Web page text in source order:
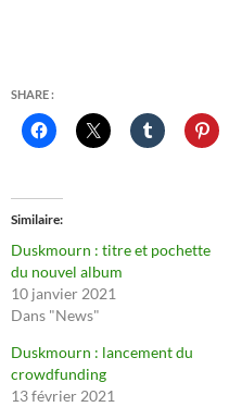
SHARE :
Similaire
Duskmourn : titre et pochette
du nouvel album
10 janvier 2021
Dans "News"
Duskmourn : lancement du
crowdfunding
13 février 2021